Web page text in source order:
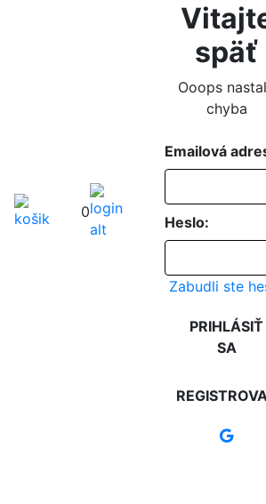
0
späť
Ooops
chyba
Emailová
Heslo:
Zabudli ste
PRIHLÁSIŤ
SA